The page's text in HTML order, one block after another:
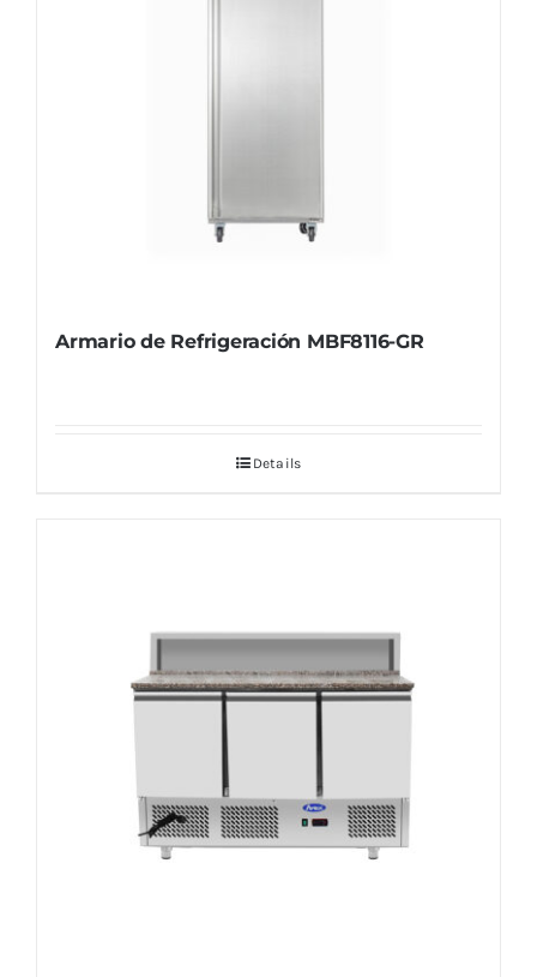
Armario de Refrigeración MBF8116-GR
Details